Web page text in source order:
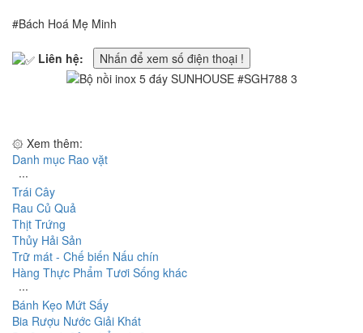
#Bách Hoá Mẹ Minh
Liên hệ: Nhấn để xem số điện thoại !
۞ Xem thêm:
Danh mục Rao vặt
∙∙∙
Trái Cây
Rau Củ Quả
Thịt Trứng
Thủy Hải Sản
Trữ mát - Chế biến Nấu chín
Hàng Thực Phẩm Tươi Sống khác
∙∙∙
Bánh Kẹo Mứt Sấy
Bia Rượu Nước Giải Khát